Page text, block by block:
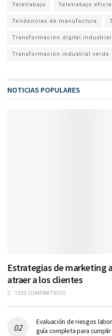
Teletrabajo Teletrabajo
Tendencias de manufactura
Transformación digital industrial
Transformación industrial verde
NOTICIAS POPULARES
Estrategias de marketing
atraer a los clientes
1522 COMPARTIDOS
Evaluación de riesgos
guía completa para